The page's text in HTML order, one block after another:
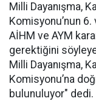
Milli Dayanışma,
Komisyonu’nun
AİHM ve AYM
gerektiğini
Milli Dayanışma,
Komisyonu’na
bulunuluyor" dedi.